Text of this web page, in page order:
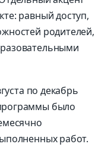
равный доступ,
родителей,
по декабрь
было
работ.